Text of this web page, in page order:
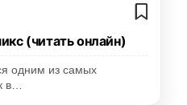
(читать онлайн)
одним из самых
в…